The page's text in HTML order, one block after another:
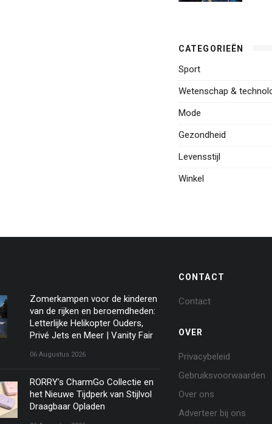
CATEGORIEËN
Sport
Wetenschap &
Mode
Gezondheid
Levensstijl
Winkel
Zomerkampen voor de kinderen
van de rijken en beroemdheden:
Letterlijke Helikopter Ouders,
Privé Jets en Meer | Vanity Fair
06 Augustus 2026
RORRY's CharmGo Collectie en
het Nieuwe Tijdperk van Stijlvol
Draagbaar Opladen
CONTACT
Contact
OVER
Privacybeleid
Gebruiksvoorwaarden
Over ons
Adverteer bij ons